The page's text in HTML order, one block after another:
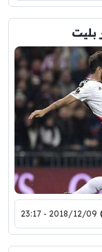
بليت
2018/12/09 - 23:17